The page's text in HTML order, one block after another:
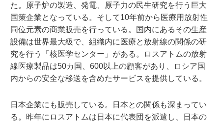
た。原子炉の製造、発電、原子力の民生研究を行う巨大
国策企業となっている。そして10年前から医療用放射性
同位元素の商業販売を行っている。国内にあるその生産
設備は世界最大級で、組織内に医療と放射線の関係の研
究を行う「核医学センター」がある。ロスアトムの放射
線医療製品は50カ国、600以上の顧客があり、ロシア国
内からの安全な移送を含めたサービスを提供している。
日本企業にも販売している。日本との関係も深まってい
る。昨年にロスアトムは日本に代表団を派遣し、日本の